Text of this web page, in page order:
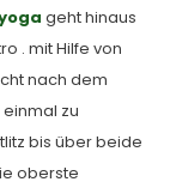
geht hinaus
. mit Hilfe von
nach dem
zu
bis über beide
oberste